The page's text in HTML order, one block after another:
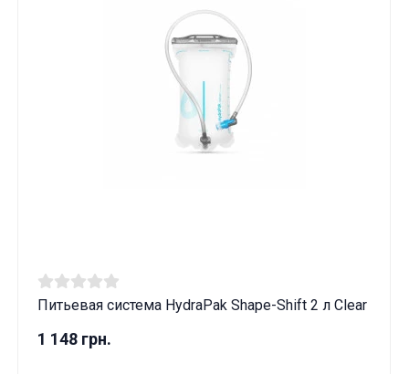
Питьевая система HydraPak Shape-Shift 2 л Clear
1 148 грн.